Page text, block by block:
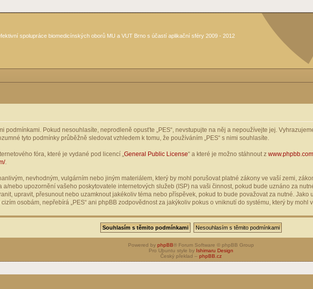
spolupráce biomedicínských oborů MU a VUT Brno s účastí aplikační sféry 2009 - 2012
podmínkami. Pokud nesouhlasíte, neprodleně opusťte „PES“, nevstupujte na něj a nepoužívejte jej.
tyto podmínky průběžně sledovat vzhledem k tomu, že používáním „PES“ s nimi souhlasíte.
fóra, které je vydané pod licencí „ General Public License“ a které je možno stáhnout z www.phpbb.com
.
nevhodným, vulgárním nebo jiným materiálem, který by mohl porušovat platné zákony ve vaší zemi,
a/nebo upozornění vašeho poskytovatele internetových služeb (ISP) na vaši činnost, pokud bude uznáno za
upravit, přesunout nebo uzamknout jakékoliv téma nebo příspěvek, pokud to bude považovat za nutné.
osobám, nepřebírá „PES“ ani phpBB zodpovědnost za jakýkoliv pokus o vniknutí do systému, který by mohl
Powered by phpBB® Forum Software © phpBB Group
Pro Ubuntu style by Ishimaru Design
Český překlad – phpBB.cz